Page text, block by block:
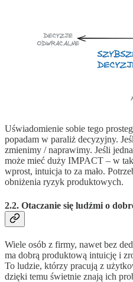
Uświadomienie sobie tego
popadam w paraliż decyzyjny.
zmienimy / naprawimy. Jeśli
może mieć duży IMPACT – w
wprost, intuicja to za mało.
obniżenia ryzyk produktowych.
2.2. Otaczanie się ludźmi o
Wiele osób z firmy, nawet bez
ma dobrą produktową intuicję i
To ludzie, którzy pracują z
dzięki temu świetnie znają ich